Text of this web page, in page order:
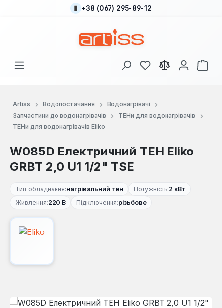
Перейти до основного вмісту
+38 (067) 295-89-12
У вас є 0 у списку
Artiss Водопостачання
Водонагрівачі
Запчастини до водонагрівачів
ТЕНи для водонагрівачів
ТЕНи для водонагрівачів Eliko
W085D Електричний ТЕН Eliko
GRBT 2,0 U1 1/2" TSE
Тип обладнання:нагрівальний тен Потужність:2 кВт
Живлення:220 В Підключення:різьбове
Пропустити галерею зображень